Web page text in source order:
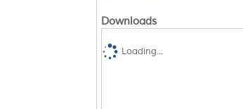
Downloads
Loading...